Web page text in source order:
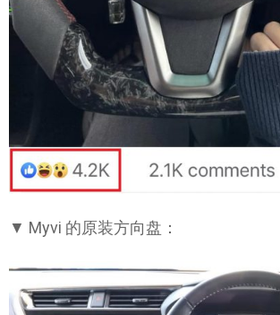
▼ Myvi 的原装方向盘：